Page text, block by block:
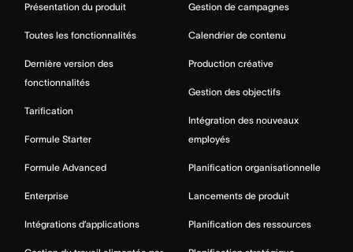
Présentation du produit
Toutes les fonctionnalités
Dernière version des
fonctionnalités
Tarification
Formule Starter
Formule Advanced
Enterprise
Intégrations d’applications
Gestion de campagnes
Calendrier de contenu
Production créative
Gestion des objectifs
Intégration des nouveaux
employés
Planification organisationnelle
Lancements de produit
Planification des ressources